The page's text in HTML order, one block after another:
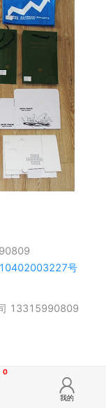
号
13315990809
0
我的